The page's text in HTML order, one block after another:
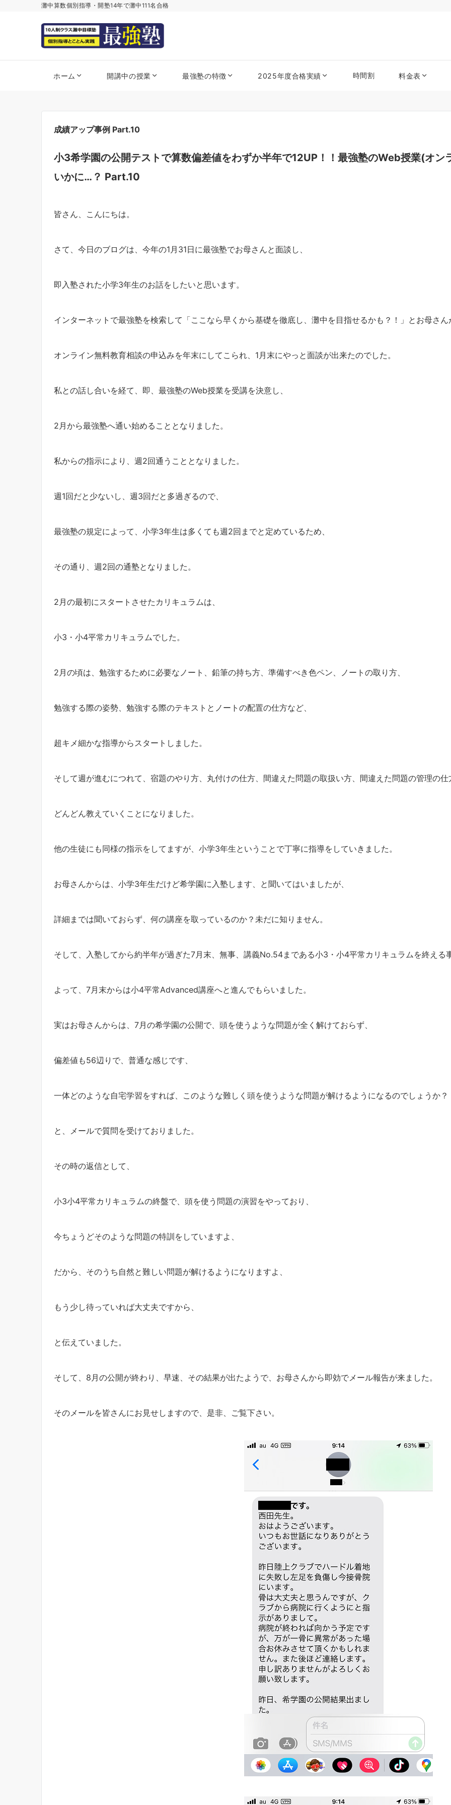
灘中算数個別指導・開塾14年で灘中111名合格
ホーム 開講中の授業 最強塾の特徴 2025年度合格実績 時間割 料金表
成績アップ事例 Part.10
小3希学園の公開テストで算数偏差値をわずか半年で12UP！！最強塾のWeb授業(オン
いかに…？ Part.10
皆さん、こんにちは。
さて、今日のブログは、今年の1月31日に最強塾でお母さんと面談し、
即入塾された小学3年生のお話をしたいと思います。
インターネットで最強塾を検索して「ここなら早くから基礎を徹底し、灘中を目指せるかも？！」とお母さ
オンライン無料教育相談の申込みを年末にしてこられ、1月末にやっと面談が出来たのでした。
私との話し合いを経て、即、最強塾のWeb授業を受講を決意し、
2月から最強塾へ通い始めることとなりました。
私からの指示により、週2回通うこととなりました。
週1回だと少ないし、週3回だと多過ぎるので、
最強塾の規定によって、小学3年生は多くても週2回までと定めているため、
その通り、週2回の通塾となりました。
2月の最初にスタートさせたカリキュラムは、
小3・小4平常カリキュラムでした。
2月の頃は、勉強するために必要なノート、鉛筆の持ち方、準備すべき色ペン、ノートの取り方、
勉強する際の姿勢、勉強する際のテキストとノートの配置の仕方など、
超キメ細かな指導からスタートしました。
そして週が進むにつれて、宿題のやり方、丸付けの仕方、間違えた問題の取扱い方、間違えた問題の管理の仕
どんどん教えていくことになりました。
他の生徒にも同様の指示をしてますが、小学3年生ということで丁寧に指導をしていきました。
お母さんからは、小学3年生だけど希学園に入塾します、と聞いてはいましたが、
詳細までは聞いておらず、何の講座を取っているのか？未だに知りません。
そして、入塾してから約半年が過ぎた7月末、無事、講義No.54まである小3・小4平常カリキュラムを終える
よって、7月末からは小4平常Advanced講座へと進んでもらいました。
実はお母さんからは、7月の希学園の公開で、頭を使うような問題が全く解けておらず、
偏差値も56辺りで、普通な感じです、
一体どのような自宅学習をすれば、このような難しく頭を使うような問題が解けるようになるのでしょうか？
と、メールで質問を受けておりました。
その時の返信として、
小3小4平常カリキュラムの終盤で、頭を使う問題の演習をやっており、
今ちょうどそのような問題の特訓をしていますよ、
だから、そのうち自然と難しい問題が解けるようになりますよ、
もう少し待っていれば大丈夫ですから、
と伝えていました。
そして、8月の公開が終わり、早速、その結果が出たようで、お母さんから即効でメール報告が来ました。
そのメールを皆さんにお見せしますので、是非、ご覧下さい。